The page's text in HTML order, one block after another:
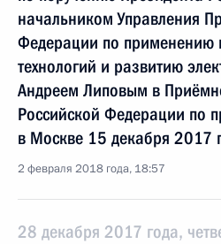
начальником Управления
Федерации по
технологий и развитию
Андреем Липовым в
Российской Федерации по
в Москве 15 декабря 2017
2 февраля 2018 года, 18:57
28 декабря 2017 года,